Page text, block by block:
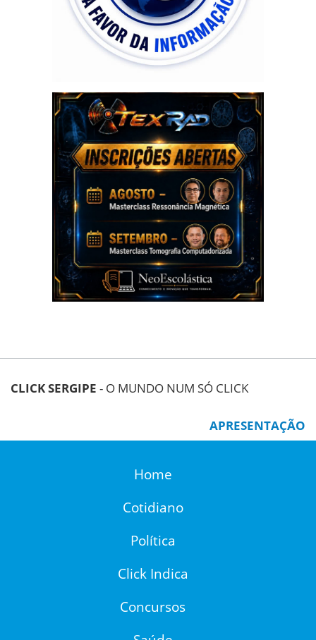
CLICK SERGIPE - O MUNDO NUM SÓ CLICK
APRESENTAÇÃO
Home
Cotidiano
Política
Click Indica
Concursos